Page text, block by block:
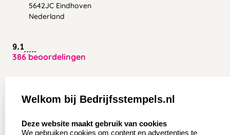
5642JC Eindhoven
Nederland
9.1
386 beoordelingen
Aanvraag op maat
Wederverkoper
Contact opnemen
Veel gestelde vragen
Welkom bij Bedrijfsstempels.nl
Deze website maakt gebruik van cookies
We gebruiken cookies om content en advertenties te